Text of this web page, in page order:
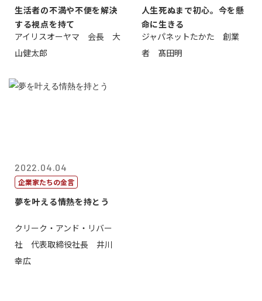
生活者の不満や不便を解決
する視点を持て
アイリスオーヤマ 会長 大
山健太郎
人生死ぬまで初心。今を懸
命に生きる
ジャパネットたかた 創業
者 髙田明
2022.04.04
企業家たちの金言
夢を叶える情熱を持とう
クリーク・アンド・リバー
社 代表取締役社長 井川
幸広